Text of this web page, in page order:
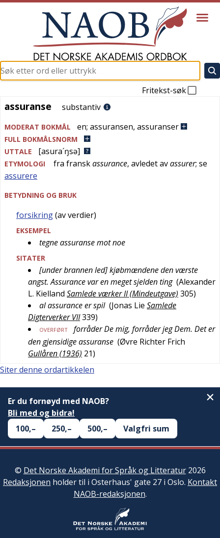
Fritekst-søk
assuranse
assuranse substantiv
MODERAT BOKMÅL en; assuransen, assuranser
FULL BOKMÅLSNORM
UTTALE
[asura´ŋsə]
ETYMOLOGI fra franskassurance, avledet avassurer; se
assurere
BETYDNING OG BRUK
forsikring(av verdier)
EKSEMPEL
tegne assuranse mot noe
SITATER
[under brannen led] kjøbmændene den værste
angst. Assurance var en meget sjelden ting (Alexander
L. Kielland Samlede værker II (Mindeutgave) 305)
al assurance er spil (Jonas Lie Samlede
Digterverker VII339)
OVERFØRT
forråder De mig, forråder jeg Dem. Det er
den gjensidige assuranse (Øvre Richter Frich
Gullåren (1936) 21)
Siter denne ordartikkelen
Er du fornøyd med NAOB?
Bli med og bidra!
100,–
250,– 500,– Valgfri sum
© Det Norske Akademi for Språk og Litteratur2026
Redaksjonen holder til i Osterhaus' gate 27 i Oslo. Kontakt
NAOB-redaksjonen.